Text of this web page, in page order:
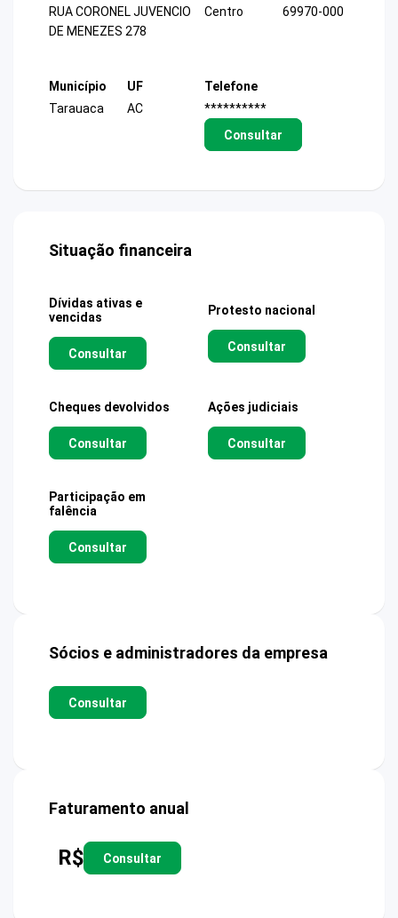
RUA CORONEL JUVENCIO
DE MENEZES 278
Centro
69970-000
Município
Tarauaca
UF
AC
Telefone
**********
Consultar
Situação financeira
Dívidas ativas e
vencidas
Consultar
Protesto nacional
Consultar
Cheques devolvidos
Consultar
Ações judiciais
Consultar
Participação em
falência
Consultar
Sócios e administradores da empresa
Consultar
Faturamento anual
R$ Consultar